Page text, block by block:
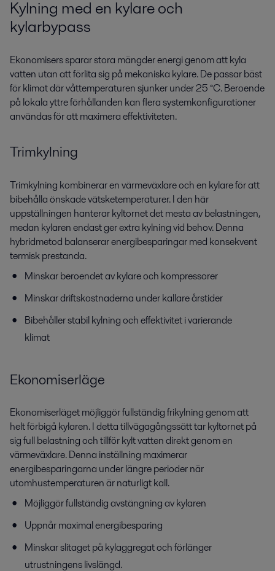
Kylning med en kylare och
kylarbypass
Ekonomisers sparar stora mängder energi genom att kyla
vatten utan att förlita sig på mekaniska kylare. De passar bäst
för klimat där våttemperaturen sjunker under 25 °C. Beroende
på lokala yttre förhållanden kan flera systemkonfigurationer
användas för att maximera effektiviteten.
Trimkylning
Trimkylning kombinerar en värmeväxlare och en kylare för att
bibehålla önskade vätsketemperaturer. I den här
uppställningen hanterar kyltornet det mesta av belastningen,
medan kylaren endast ger extra kylning vid behov. Denna
hybridmetod balanserar energibesparingar med konsekvent
termisk prestanda.
Minskar beroendet av kylare och kompressorer
Minskar driftskostnaderna under kallare årstider
Bibehåller stabil kylning och effektivitet i varierande
klimat
Ekonomiserläge
Ekonomiserläget möjliggör fullständig frikylning genom att
helt förbigå kylaren. I detta tillvägagångssätt tar kyltornet på
sig full belastning och tillför kylt vatten direkt genom en
värmeväxlare. Denna inställning maximerar
energibesparingarna under längre perioder när
utomhustemperaturen är naturligt kall.
Möjliggör fullständig avstängning av kylaren
Uppnår maximal energibesparing
Minskar slitaget på kylaggregat och förlänger
utrustningens livslängd.